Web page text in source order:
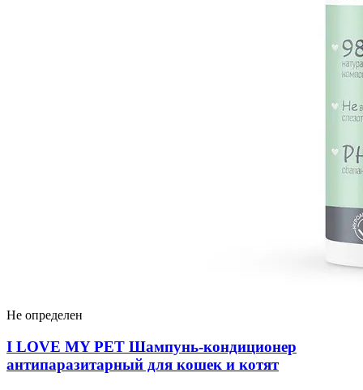
Не определен
I LOVЕ MY PET Шампунь-кондиционер
антипаразитарный для кошек и котят